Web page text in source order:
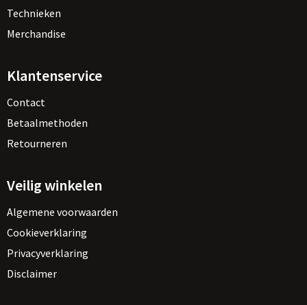
Technieken
Merchandise
Klantenservice
Contact
Betaalmethoden
Retourneren
Veilig winkelen
Algemene voorwaarden
Cookieverklaring
Privacyverklaring
Disclaimer